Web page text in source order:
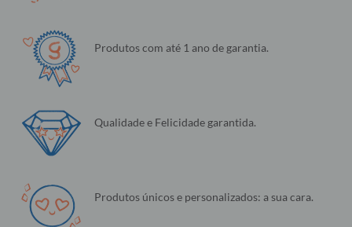
Produtos com até 1 ano de garantia.
Qualidade e Felicidade garantida.
Produtos únicos e personalizados: a sua cara.